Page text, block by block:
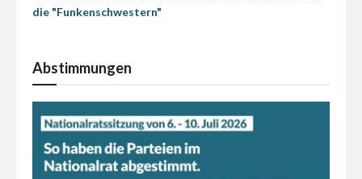
die "Funkenschwestern"
Abstimmungen